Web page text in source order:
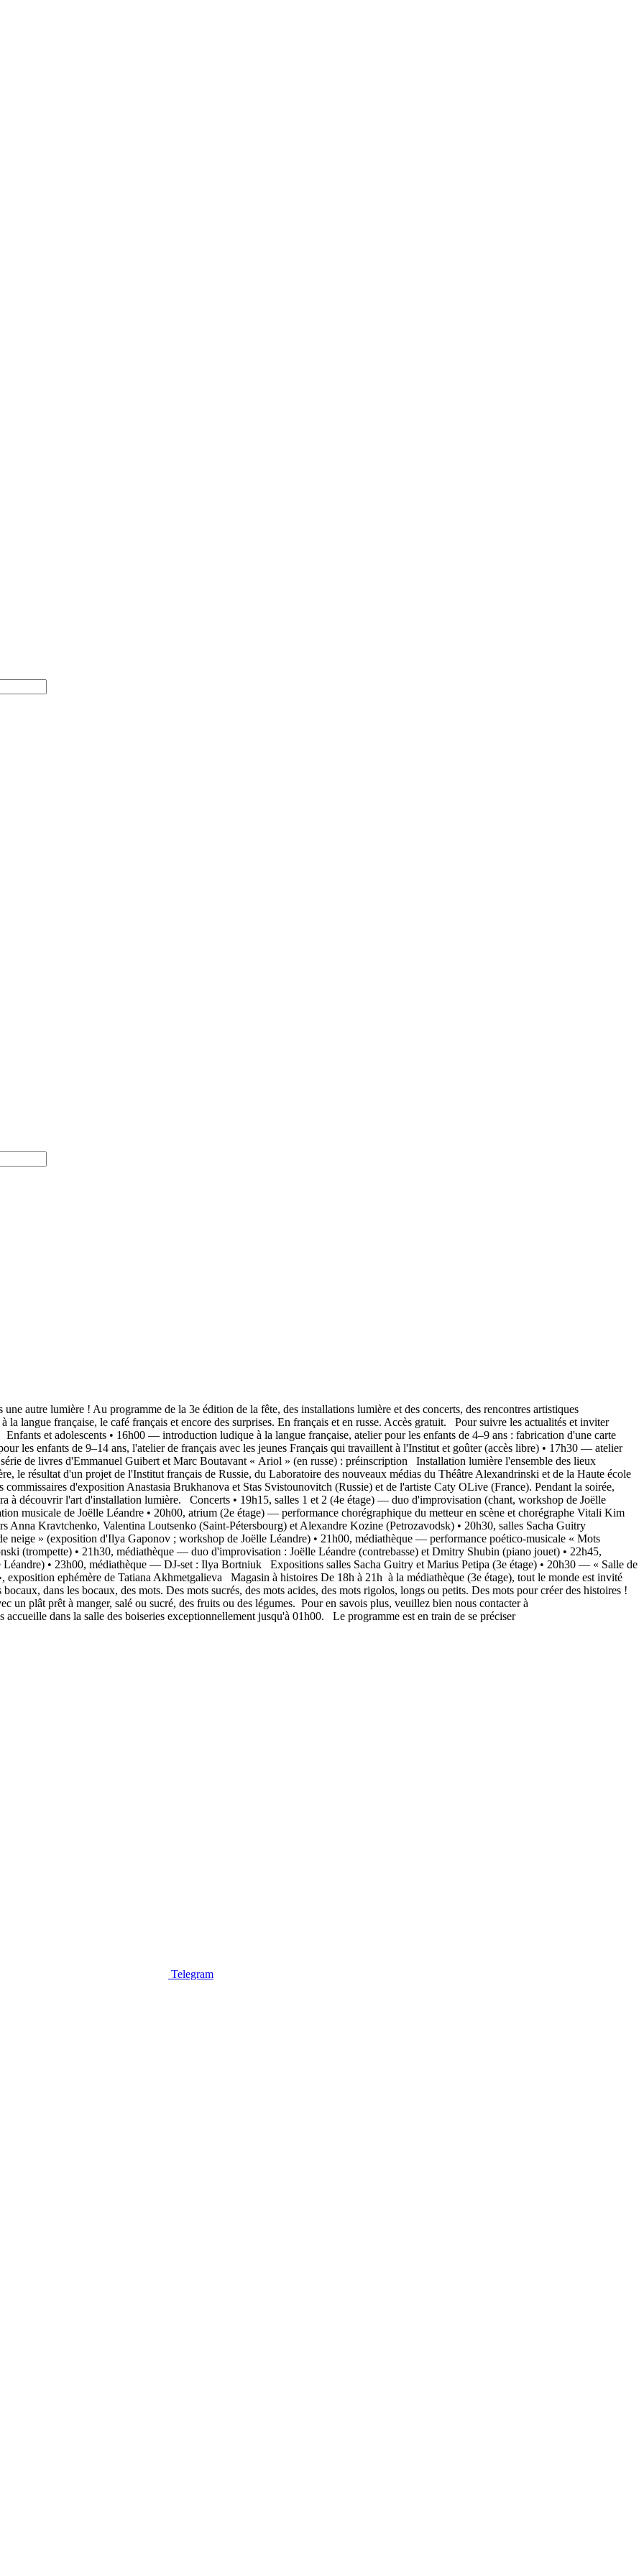
autre lumière ! Au programme de la 3e édition de la fête, des installations lumière et des concerts, des rencontres artistiques
la langue française, le café français et encore des surprises. En français et en russe. Accès gratuit. Pour suivre les actualités et inviter
et adolescents • 16h00 — introduction ludique à la langue française, atelier pour les enfants de 4–9 ans : fabrication d'une carte
les enfants de 9–14 ans, l'atelier de français avec les jeunes Français qui travaillent à l'Institut et goûter (accès libre) • 17h30 — atelier
série de livres d'Emmanuel Guibert et Marc Boutavant « Ariol » (en russe) : préinscription Installation lumière l'ensemble des lieux
le résultat d'un projet de l'Institut français de Russie, du Laboratoire des nouveaux médias du Théâtre Alexandrinski et de la Haute école
d'exposition Anastasia Brukhanova et Stas Svistounovitch (Russie) et de l'artiste Caty OLive (France). Pendant la soirée,
à découvrir l'art d'installation lumière. Concerts • 19h15, salles 1 et 2 (4e étage) — duo d'improvisation (chant, workshop de Joëlle
musicale de Joëlle Léandre • 20h00, atrium (2e étage) — performance chorégraphique du metteur en scène et chorégraphe Vitali Kim
Anna Kravtchenko, Valentina Loutsenko (Saint-Pétersbourg) et Alexandre Kozine (Petrozavodsk) • 20h30, salles Sacha Guitry
neige » (exposition d'Ilya Gaponov ; workshop de Joëlle Léandre) • 21h00, médiathèque — performance poético-musicale « Mots
(trompette) • 21h30, médiathèque — duo d'improvisation : Joëlle Léandre (contrebasse) et Dmitry Shubin (piano jouet) • 22h45,
• 23h00, médiathèque — DJ-set : Ilya Bortniuk Expositions salles Sacha Guitry et Marius Petipa (3e étage) • 20h30 — « Salle de
ephémère de Tatiana Akhmetgalieva Magasin à histoires De 18h à 21h à la médiathèque (3e étage), tout le monde est invité
dans les bocaux, des mots. Des mots sucrés, des mots acides, des mots rigolos, longs ou petits. Des mots pour créer des histoires !
un plât prêt à manger, salé ou sucré, des fruits ou des légumes. Pour en savois plus, veuillez bien nous contacter à
dans la salle des boiseries exceptionnellement jusqu'à 01h00. Le programme est en train de se préciser
Telegram